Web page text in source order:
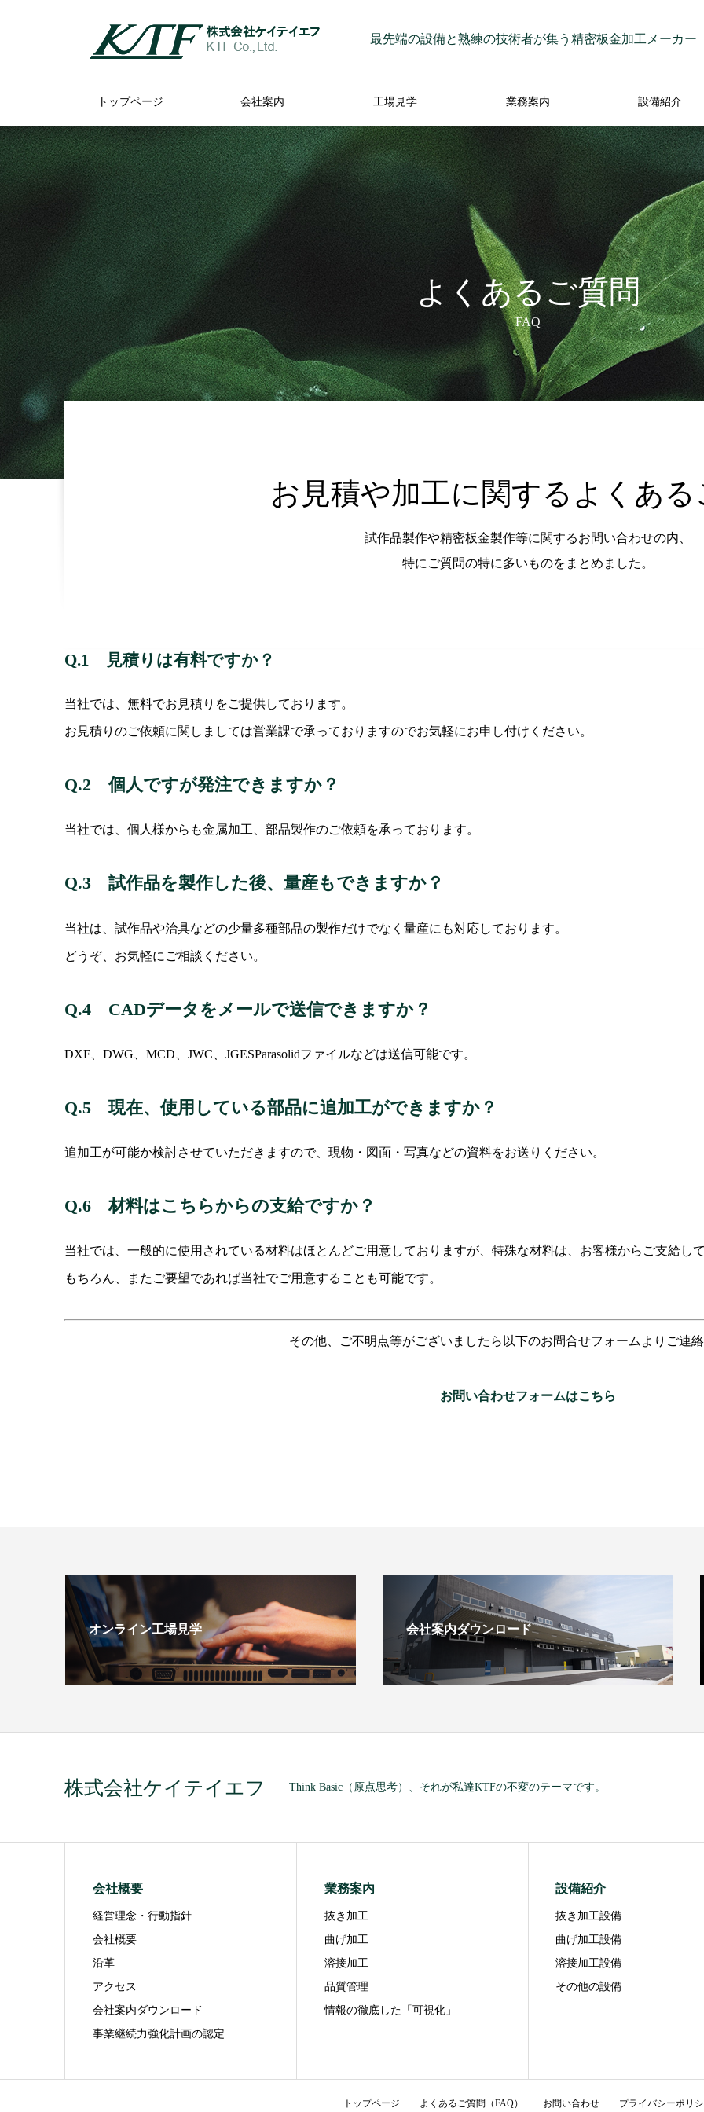
最先端の設備と熟練の技術者が集う精密板金加工メーカー
トップページ 会社案内 工場見学 業務案内 設備紹介
よくあるご質問
FAQ
お見積や加工に関するよくある
試作品製作や精密板金製作等に関するお問い合わせの内、
特にご質問の特に多いものをまとめました。
Q.1 見積りは有料ですか？
当社では、無料でお見積りをご提供しております。
お見積りのご依頼に関しましては営業課で承っておりますのでお気軽にお申し付けください。
Q.2 個人ですが発注できますか？
当社では、個人様からも金属加工、部品製作のご依頼を承っております。
Q.3 試作品を製作した後、量産もできますか？
当社は、試作品や治具などの少量多種部品の製作だけでなく量産にも対応しております。
どうぞ、お気軽にご相談ください。
Q.4 CADデータをメールで送信できますか？
DXF、DWG、MCD、JWC、JGESParasolidファイルなどは送信可能です。
Q.5 現在、使用している部品に追加工ができますか？
追加工が可能か検討させていただきますので、現物・図面・写真などの資料をお送りください。
Q.6 材料はこちらからの支給ですか？
当社では、一般的に使用されている材料はほとんどご用意しておりますが、特殊な材料は、お客様からご支給し
もちろん、またご要望であれば当社でご用意することも可能です。
その他、ご不明点等がございましたら以下のお問合せフォームよりご連
お問い合わせフォームはこちら
オンライン工場見学 会社案内ダウンロード
株式会社ケイテイエフ Think Basic（原点思考）、それが私達KTFの不変のテーマです。
会社概要
経営理念・行動指針
会社概要
沿革
アクセス
会社案内ダウンロード
事業継続力強化計画の認定
業務案内
抜き加工
曲げ加工
溶接加工
品質管理
情報の徹底した「可視化」
設備紹介
抜き加工設備
曲げ加工設備
溶接加工設備
その他の設備
トップページ よくあるご質問（FAQ） お問い合わせ プライバシーポリ